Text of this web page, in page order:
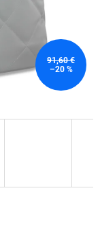
91,60 €
–20 %